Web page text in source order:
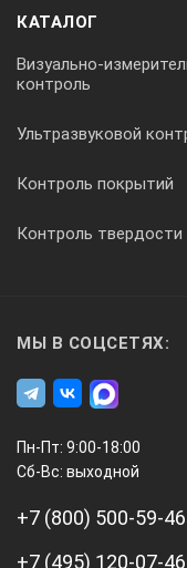
Положение рисок
Шкала 1 (угла
Шероховатость
5900 ± 118
КАТАЛОГ
Визуально-
контроль
Ультразвуковой
Контроль покрытий
Контроль твердости
МЫ В СОЦСЕТЯХ:
Пн-Пт: 9:00-18:00
Сб-Вс: выходной
+7 (800) 500-59-46
+7 (495) 120-07-46